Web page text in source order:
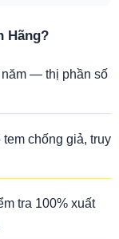
Hãng?
— thị phần số
chống giả, truy
tra 100% xuất